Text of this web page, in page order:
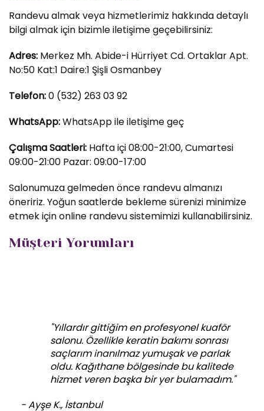
Randevu almak veya hizmetlerimiz hakkında detaylı
bilgi almak için bizimle iletişime geçebilirsiniz:
Adres: Merkez Mh. Abide-i Hürriyet Cd. Ortaklar Apt.
No:50 Kat:1 Daire:1 Şişli Osmanbey
Telefon:0 (532) 263 03 92
WhatsApp:WhatsApp ile iletişime geç
Çalışma Saatleri: Hafta içi 08:00-21:00, Cumartesi
09:00-21:00 Pazar: 09:00-17:00
Salonumuza gelmeden önce randevu almanızı
öneririz. Yoğun saatlerde bekleme sürenizi minimize
etmek için online randevu sistemimizi kullanabilirsiniz.
Müşteri Yorumları
"Yıllardır gittiğim en profesyonel kuaför
salonu. Özellikle keratin bakımı sonrası
saçlarım inanılmaz yumuşak ve parlak
oldu. Kağıthane bölgesinde bu kalitede
hizmet veren başka bir yer bulamadım."
- Ayşe K., İstanbul